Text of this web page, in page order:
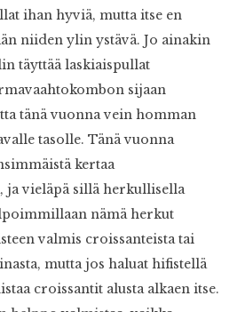
ihan hyviä, mutta itse en
niiden ylin ystävä. Jo ainakin
täyttää laskiaispullat
sijaan
tänä vuonna vein homman
tasolle. Tänä vuonna
kertaa
ja vieläpä sillä herkullisella
nämä herkut
valmis croissanteista tai
mutta jos haluat hifistellä
croissantit alusta alkaen itse.